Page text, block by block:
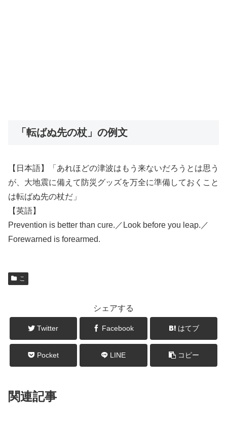
「転ばぬ先の杖」の例文
【日本語】「あれほどの津波はもう来ないだろうとは思う
が、大地震に備えて防災グッズを万全に準備しておくこと
は転ばぬ先の杖だ」
【英語】
Prevention is better than cure.／Look before you leap.／
Forewarned is forearmed.
こ
シェアする
Twitter Facebook はてブ
Pocket LINE コピー
関連記事